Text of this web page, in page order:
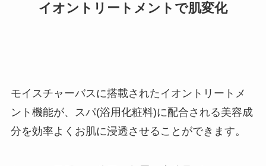
イオントリートメントで肌変化
モイスチャーバスに搭載されたイオントリートメ
ント機能が、スパ(浴用化粧料)に配合される美容成
分を効率よくお肌に浸透させることができます。